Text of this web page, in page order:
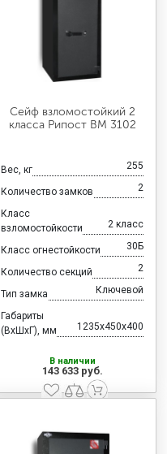
Сейф взломостойкий 2
класса Рипост ВМ 3102
Вес, кг 255
Количество замков 2
Класс
взломостойкости
2 класс
Класс огнестойкости 30Б
Количество секций 2
Тип замка Ключевой
Габариты
(ВхШхГ), мм
1235x450x400
В наличии
143 633 руб.